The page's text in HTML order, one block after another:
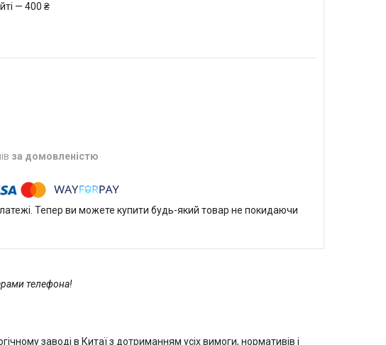
— 400 ₴
за домовленістю
Тепер ви можете купити будь-який товар не покидаючи
телефона!
заводі в Китаї з дотриманням усіх вимоги, нормативів і